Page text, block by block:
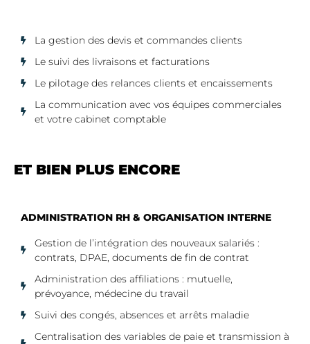
La gestion des devis et commandes clients
Le suivi des livraisons et facturations
Le pilotage des relances clients et encaissements
La communication avec vos équipes commerciales
et votre cabinet comptable
ET BIEN PLUS ENCORE
ADMINISTRATION RH & ORGANISATION INTERNE
Gestion de l’intégration des nouveaux salariés :
contrats, DPAE, documents de fin de contrat
Administration des affiliations : mutuelle,
prévoyance, médecine du travail
Suivi des congés, absences et arrêts maladie
Centralisation des variables de paie et transmission à